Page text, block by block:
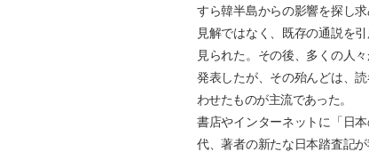
すら韓半島からの影響を探し
見解ではなく、既存の通説を
見られた。その後、多くの人
発表したが、その殆んどは、
わせたものが主流であった。
書店やインターネットに「日
代、著者の新たな日本踏査記